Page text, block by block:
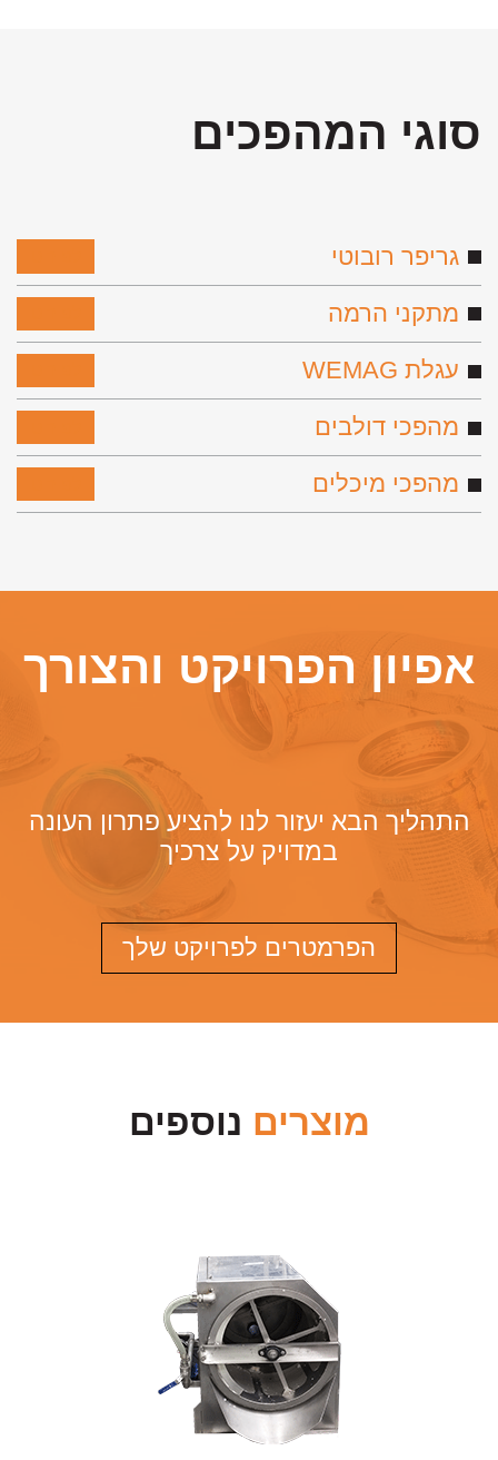
סוגי המהפכים
גריפר רובוטי
מתקני הרמה
עגלת WEMAG
מהפכי דולבים
מהפכי מיכלים
אפיון הפרויקט והצורך
התהליך הבא יעזור לנו להציע פתרון העונה
במדויק על צרכיך
הפרמטרים לפרויקט שלך
מוצרים נוספים